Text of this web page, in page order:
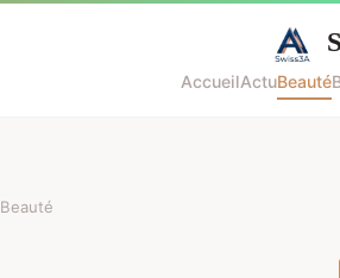
AccueilActuBeauté
Beauté